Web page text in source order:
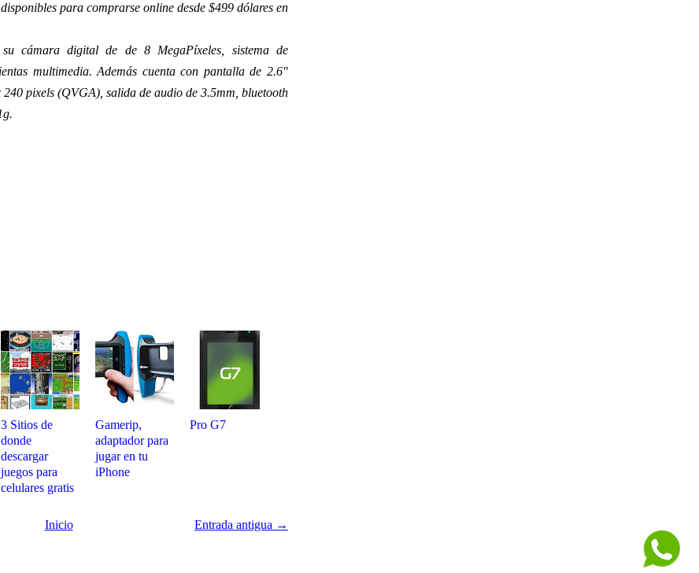
para comprarse online desde $499 dólares en
cámara digital de de 8 MegaPíxeles, sistema de
multimedia. Además cuenta con pantalla de 2.6″
pixels (QVGA), salida de audio de 3.5mm, bluetooth
3 Sitios de
donde
descargar
juegos para
celulares gratis
Gamerip,
adaptador para
jugar en tu
iPhone
Pro G7
Entrada antigua →
Inicio